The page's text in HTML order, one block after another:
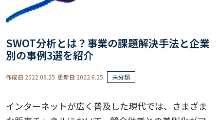
SWOT分析とは？事業の課題解決手法と企業
別の事例3選を紹介
作成日 2022.06.25 更新日 2022.6.25. 未分類
インターネットが広く普及した現代では、さまざま